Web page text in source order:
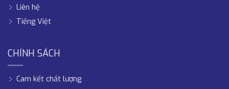
Liên hệ
Tiếng Việt
CHÍNH SÁCH
Cam kết chất lượng